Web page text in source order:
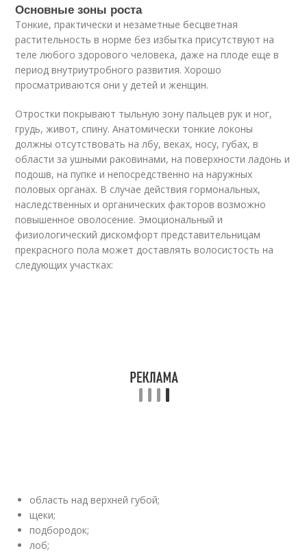
Основные зоны роста
Тонкие, практически и незаметные бесцветная
растительность в норме без избытка присутствуют на
теле любого здорового человека, даже на плоде еще в
период внутриутробного развития. Хорошо
просматриваются они у детей и женщин.
Отростки покрывают тыльную зону пальцев рук и ног,
грудь, живот, спину. Анатомически тонкие локоны
должны отсутствовать на лбу, веках, носу, губах, в
области за ушными раковинами, на поверхности ладонь и
подошв, на пупке и непосредственно на наружных
половых органах. В случае действия гормональных,
наследственных и органических факторов возможно
повышенное оволосение. Эмоциональный и
физиологический дискомфорт представительницам
прекрасного пола может доставлять волосистость на
следующих участках:
область над верхней губой;
щеки;
подбородок;
лоб;